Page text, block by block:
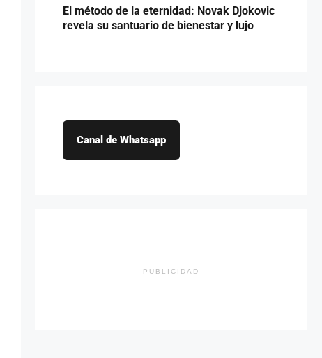
El método de la eternidad: Novak Djokovic
revela su santuario de bienestar y lujo
Canal de Whatsapp
PUBLICIDAD